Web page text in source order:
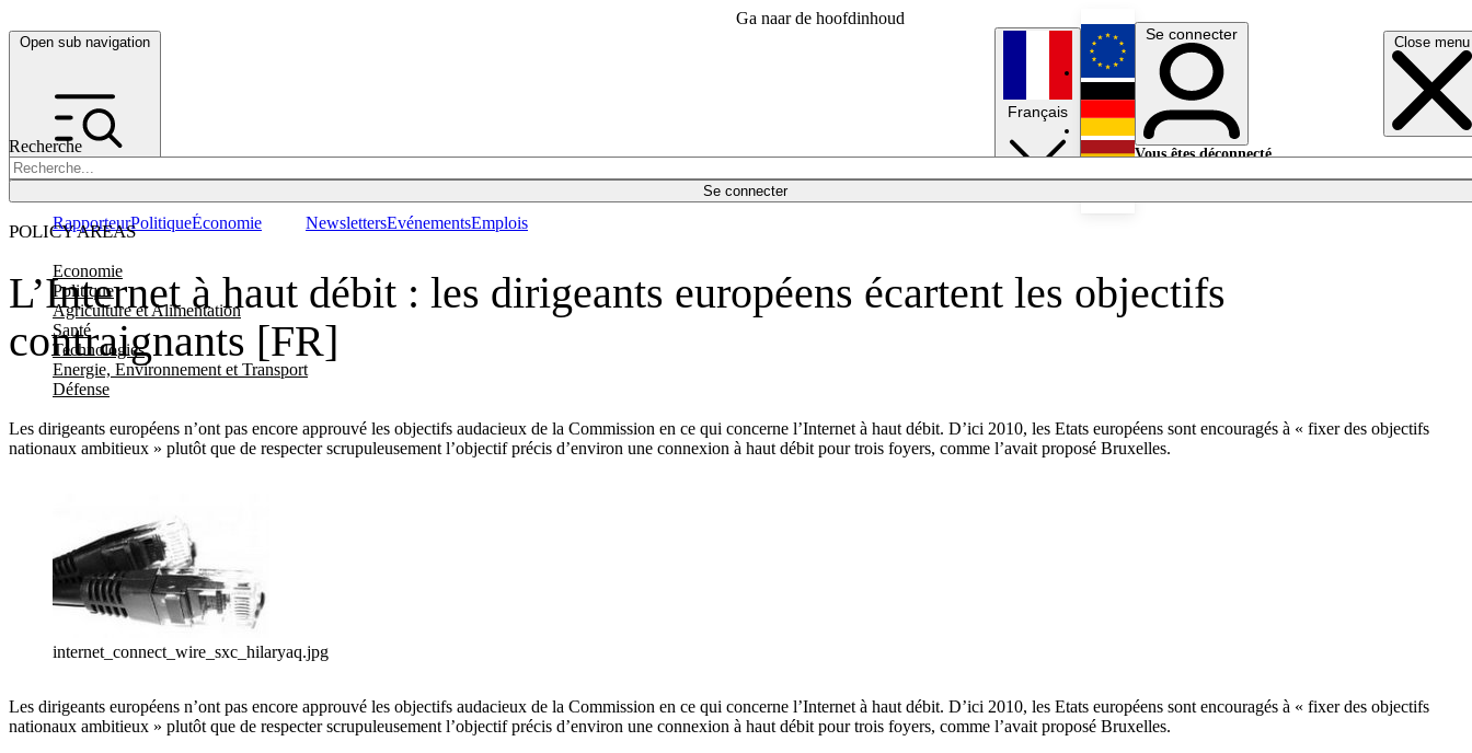
Ga naar de hoofdinhoud
Open sub navigation Close menu
Recherche
Se connecter
POLICY AREAS
Economie
Politique
Agriculture et Alimentation
Santé
Technologies
Energie, Environnement et Transport
Défense
RapporteurPolitiqueÉconomie NewslettersEvénementsEmplois
Français
English
Deutsch
Se connecter
Vous êtes déconnecté.
L’Internet à haut débit : les dirigeants européens écartent les objectifs
contraignants [FR]
Les dirigeants européens n’ont pas encore approuvé les objectifs audacieux de la Commission en ce qui concerne l’Internet à haut débit. D’ici 2010, les Etats européens sont encouragés à « fixer des objectifs
nationaux ambitieux » plutôt que de respecter scrupuleusement l’objectif précis d’environ une connexion à haut débit pour trois foyers, comme l’avait proposé Bruxelles.
internet_connect_wire_sxc_hilaryaq.jpg
Les dirigeants européens n’ont pas encore approuvé les objectifs audacieux de la Commission en ce qui concerne l’Internet à haut débit. D’ici 2010, les Etats européens sont encouragés à « fixer des objectifs
nationaux ambitieux » plutôt que de respecter scrupuleusement l’objectif précis d’environ une connexion à haut débit pour trois foyers, comme l’avait proposé Bruxelles.